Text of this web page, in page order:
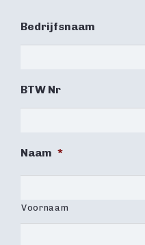
Bedrijfsnaam
BTW Nr
Naam *
Voornaam